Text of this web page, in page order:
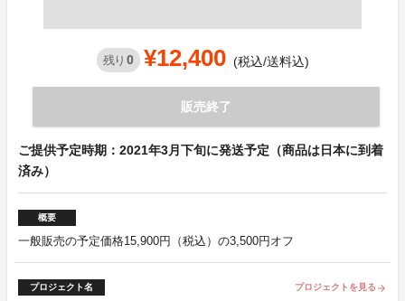
残り 0 ¥12,400 (税込/送料込)
販売終了
ご提供予定時期：2021年3月下旬に発送予定（商品は日本に到着
済み）
概要
一般販売の予定価格15,900円（税込）の3,500円オフ
プロジェクト名 プロジェクトを見る arrow_forward